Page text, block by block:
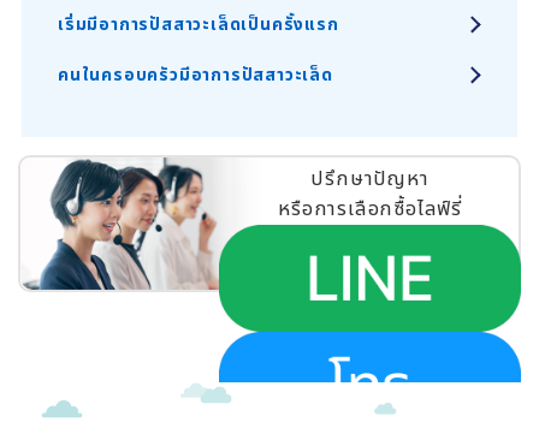
เริ่มมีอาการปัสสาวะเล็ดเป็นครั้งแรก
คนในครอบครัวมีอาการปัสสาวะเล็ด
ปรึกษาปัญหา
หรือการเลือกซื้อไลฟ์รี่